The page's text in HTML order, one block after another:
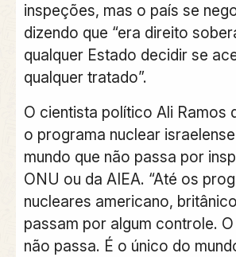
inspeções, mas o país se
dizendo que “era direito
qualquer Estado decidir se
qualquer tratado”.
O cientista político Ali Ramos
o programa nuclear
mundo que não passa por
ONU ou da AIEA. “Até os
nucleares americano,
passam por algum controle.
não passa. É o único do